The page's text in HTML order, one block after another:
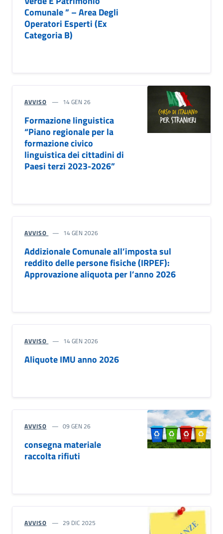
Comunale ” – Area Degli
Operatori Esperti (Ex
Categoria B)
AVVISO 14 GEN 26
Formazione linguistica
“Piano regionale per la
formazione civico
linguistica dei cittadini di
Paesi terzi 2023-2026”
AVVISO 14 GEN 2026
Addizionale Comunale all’imposta sul
reddito delle persone fisiche (IRPEF):
Approvazione aliquota per l’anno 2026
AVVISO 14 GEN 2026
Aliquote IMU anno 2026
AVVISO 09 GEN 26
consegna materiale
raccolta rifiuti
AVVISO 29 DIC 2025